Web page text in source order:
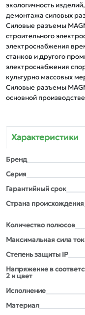
экологичность
демонтажа силовых
Силовые разъемы
строительного
электроснабжения
станков и другого
электроснабжения
культурно массовых
Силовые разъемы
основной
Характеристики
Бренд
Серия
Гарантийный срок
Страна происхождения
Количество полюсов
Максимальная сила
Степень защиты IP
Напряжение в
2 и цвет
Исполнение
Материал